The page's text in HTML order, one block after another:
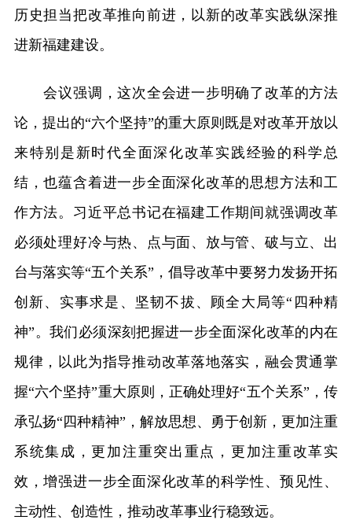
历史担当把改革推向前进，以新的改革实践纵深推
进新福建建设。
会议强调，这次全会进一步明确了改革的方法
论，提出的“六个坚持”的重大原则既是对改革开放以
来特别是新时代全面深化改革实践经验的科学总
结，也蕴含着进一步全面深化改革的思想方法和工
作方法。习近平总书记在福建工作期间就强调改革
必须处理好冷与热、点与面、放与管、破与立、出
台与落实等“五个关系”，倡导改革中要努力发扬开拓
创新、实事求是、坚韧不拔、顾全大局等“四种精
神”。我们必须深刻把握进一步全面深化改革的内在
规律，以此为指导推动改革落地落实，融会贯通掌
握“六个坚持”重大原则，正确处理好“五个关系”，传
承弘扬“四种精神”，解放思想、勇于创新，更加注重
系统集成，更加注重突出重点，更加注重改革实
效，增强进一步全面深化改革的科学性、预见性、
主动性、创造性，推动改革事业行稳致远。